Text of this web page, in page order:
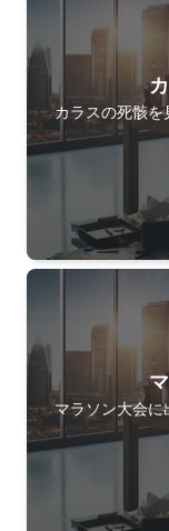
カラスの死骸を
マラソン大会に